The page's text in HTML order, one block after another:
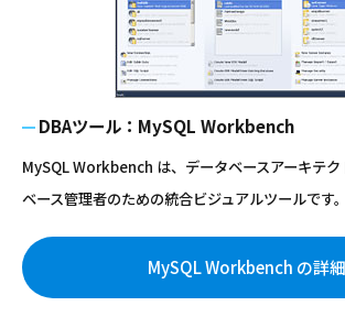
DBAツール：MySQL Workbench
MySQL Workbench は、データベースアーキテ
ベース管理者のための統合ビジュアルツールです。
MySQL Workbench の詳細